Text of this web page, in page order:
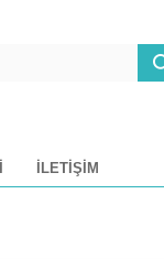
İLETIŞIM